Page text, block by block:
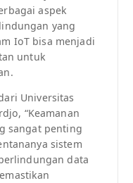
aspek
yang
IoT bisa menjadi
untuk
Universitas
“Keamanan
sangat penting
sistem
data